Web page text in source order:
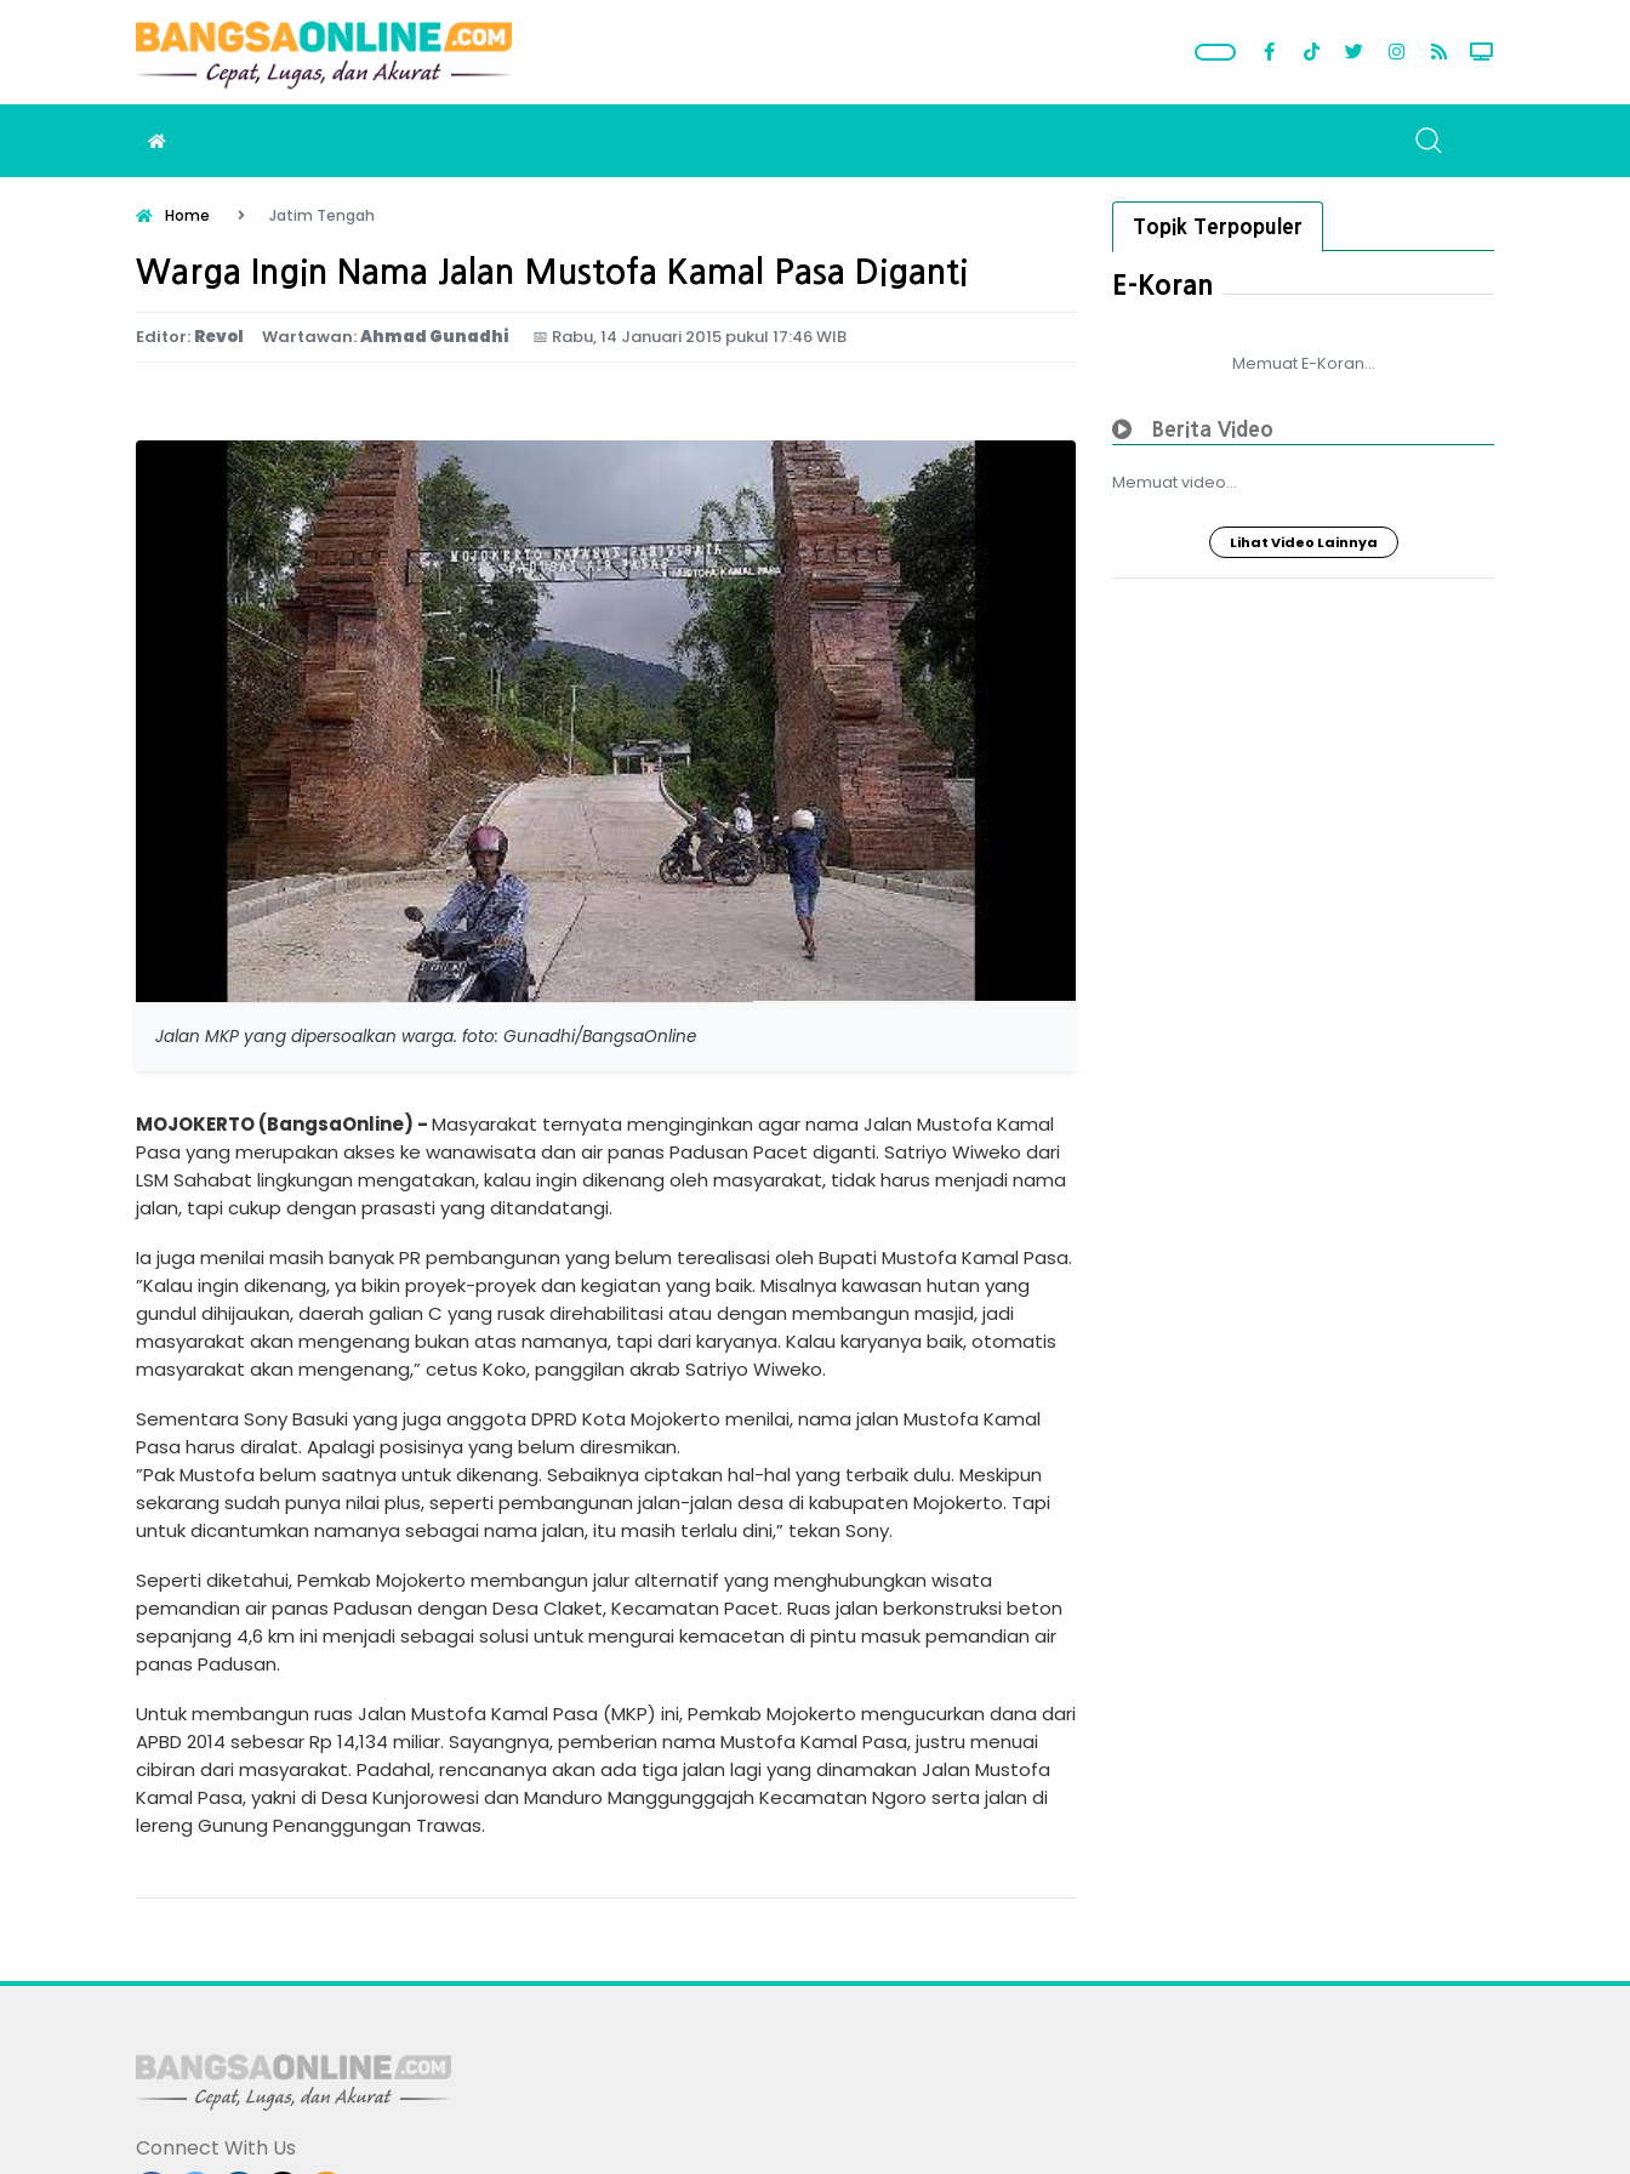
Home Jatim Tengah
Warga Ingin Nama Jalan Mustofa Kamal Pasa Diganti
Editor: Revol Wartawan:Ahmad Gunadhi 📅 Rabu, 14 Januari 2015 pukul 17:46 WIB
Jalan MKP yang dipersoalkan warga. foto: Gunadhi/BangsaOnline
MOJOKERTO (BangsaOnline) -Masyarakat ternyata menginginkan agar nama Jalan Mustofa Kamal
Pasa yang merupakan akses ke wanawisata dan air panas Padusan Pacet diganti. Satriyo Wiweko dari
LSM Sahabat lingkungan mengatakan, kalau ingin dikenang oleh masyarakat, tidak harus menjadi nama
jalan, tapi cukup dengan prasasti yang ditandatangi.
Ia juga menilai masih banyak PR pembangunan yang belum terealisasi oleh Bupati Mustofa Kamal Pasa.
”Kalau ingin dikenang, ya bikin proyek-proyek dan kegiatan yang baik. Misalnya kawasan hutan yang
gundul dihijaukan, daerah galian C yang rusak direhabilitasi atau dengan membangun masjid, jadi
masyarakat akan mengenang bukan atas namanya, tapi dari karyanya. Kalau karyanya baik, otomatis
masyarakat akan mengenang,” cetus Koko, panggilan akrab Satriyo Wiweko.
Sementara Sony Basuki yang juga anggota DPRD Kota Mojokerto menilai, nama jalan Mustofa Kamal
Pasa harus diralat. Apalagi posisinya yang belum diresmikan.
”Pak Mustofa belum saatnya untuk dikenang. Sebaiknya ciptakan hal-hal yang terbaik dulu. Meskipun
sekarang sudah punya nilai plus, seperti pembangunan jalan-jalan desa di kabupaten Mojokerto. Tapi
untuk dicantumkan namanya sebagai nama jalan, itu masih terlalu dini,” tekan Sony.
Seperti diketahui, Pemkab Mojokerto membangun jalur alternatif yang menghubungkan wisata
pemandian air panas Padusan dengan Desa Claket, Kecamatan Pacet. Ruas jalan berkonstruksi beton
sepanjang 4,6 km ini menjadi sebagai solusi untuk mengurai kemacetan di pintu masuk pemandian air
panas Padusan.
Untuk membangun ruas Jalan Mustofa Kamal Pasa (MKP) ini, Pemkab Mojokerto mengucurkan dana dari
APBD 2014 sebesar Rp 14,134 miliar. Sayangnya, pemberian nama Mustofa Kamal Pasa, justru menuai
cibiran dari masyarakat. Padahal, rencananya akan ada tiga jalan lagi yang dinamakan Jalan Mustofa
Kamal Pasa, yakni di Desa Kunjorowesi dan Manduro Manggunggajah Kecamatan Ngoro serta jalan di
lereng Gunung Penanggungan Trawas.
Topik Terpopuler
E-Koran
Memuat E-Koran...
Berita Video
Memuat video...
Lihat Video Lainnya
Connect With Us